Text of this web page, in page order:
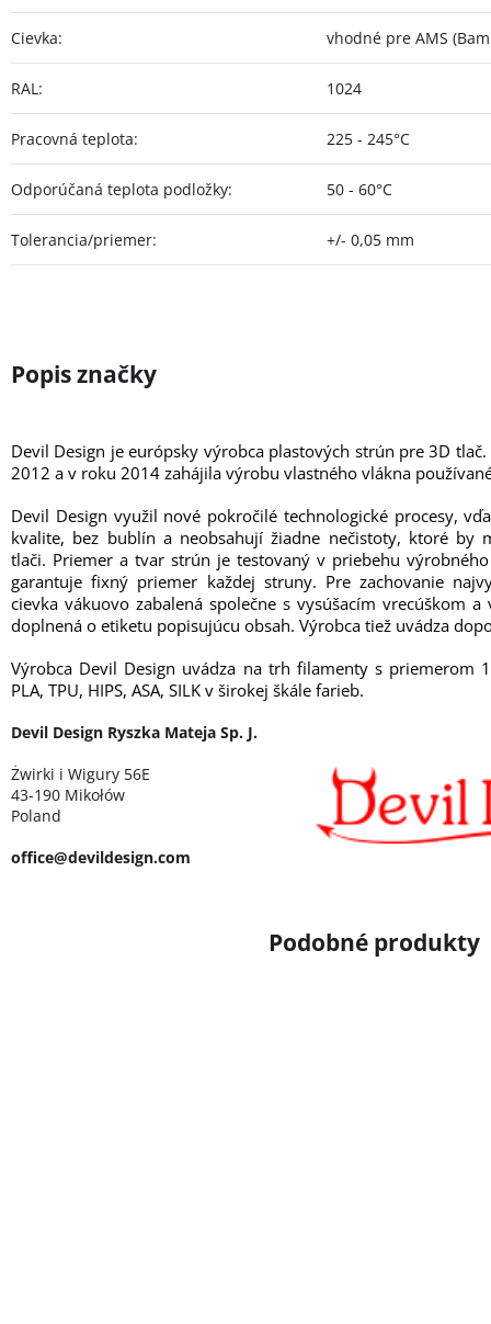
Cievka: vhodné pre AMS
RAL: 1024
Pracovná teplota: 225 - 245°C
Odporúčaná teplota podložky: 50 - 60°C
Tolerancia/priemer: +/- 0,05 mm
Devil Design je európsky výrobca plastových strún pre 3D
2012 a v roku 2014 zahájila výrobu vlastného vlákna
Devil Design využil nové pokročilé technologické procesy,
kvalite, bez bublín a neobsahují žiadne nečistoty, ktoré by
tlači. Priemer a tvar strún je testovaný v priebehu
garantuje fixný priemer každej struny. Pre zachovanie
cievka vákuovo zabalená společne s vysúšacím vrecúškom
doplnená o etiketu popisujúcu obsah. Výrobca tiež uvádza
Výrobca Devil Design uvádza na trh filamenty s priemerom
PLA, TPU, HIPS, ASA, SILK v širokej škále farieb.
Devil Design Ryszka Mateja Sp. J.
Żwirki i Wigury 56E
43-190 Mikołów
Poland
office@devildesign.com